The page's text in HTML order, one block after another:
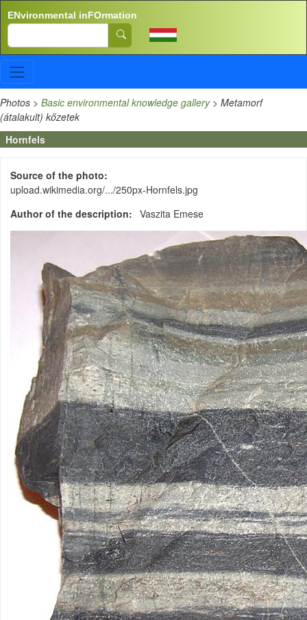
ENvironmental inFOrmation
Search
Photos > Basic environmental knowledge gallery> Metamorf
(átalakult) kőzetek
Hornfels
Source of the photo
upload.wikimedia.org/.../250px-Hornfels.jpg
Author of the description
Vaszita Emese